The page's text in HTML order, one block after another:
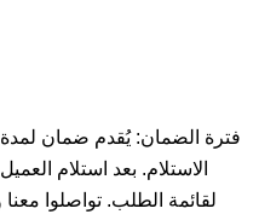
الاستلام. بعد استلام
لقائمة الطلب. تواصلوا